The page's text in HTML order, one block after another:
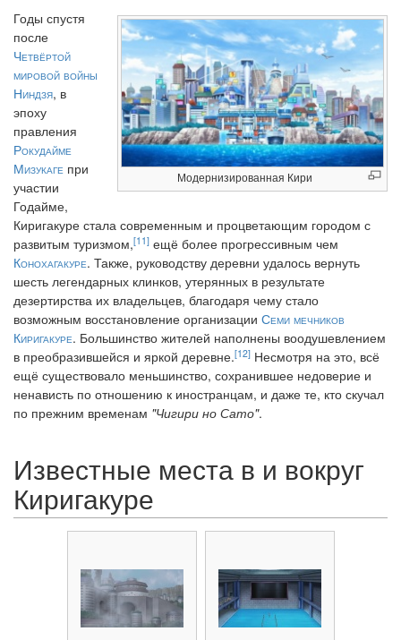
Модернизированная Кири
Годы спустя
после
Четвёртой
мировой войны
Ниндзя, в
эпоху
правления
Рокудайме
Мизукаге при
участии
Годайме,
Киригакуре стала современным и процветающим городом с
развитым туризмом,[11] ещё более прогрессивным чем
Конохагакуре. Также, руководству деревни удалось вернуть
шесть легендарных клинков, утерянных в результате
дезертирства их владельцев, благодаря чему стало
возможным восстановление организации Семи мечников
Киригакуре. Большинство жителей наполнены воодушевлением
в преобразившейся и яркой деревне.[12] Несмотря на это, всё
ещё существовало меньшинство, сохранившее недоверие и
ненависть по отношению к иностранцам, и даже те, кто скучал
по прежним временам "Чигири но Сато".
Известные места в и вокруг
Киригакуре